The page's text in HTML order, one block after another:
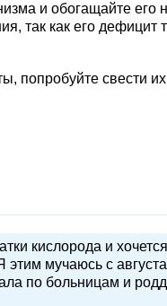
и обогащайте его
так как его дефицит
попробуйте свести
кислорода и хочется
этим мучаюсь с
по больницам и